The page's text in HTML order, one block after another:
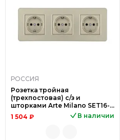
РОССИЯ
Розетка тройная
(трехпостовая) с/з и
шторками Arte Milano SET16-
3-40-1x3 shampan
1 504 ₽ В наличии